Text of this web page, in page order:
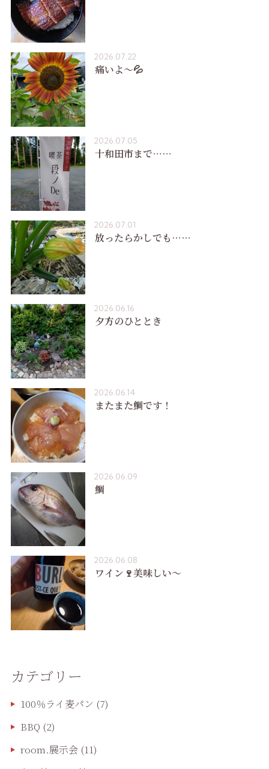
2026.07.22
痛いよ〜💦
2026.07.05
十和田市まで……
2026.07.01
放ったらかしでも……
2026.06.16
夕方のひととき
2026.06.14
またまた鯛です！
2026.06.09
鯛
2026.06.08
ワイン🍷美味しい〜
カテゴリー
100％ライ麦パン (7)
BBQ (2)
room.展示会(11)